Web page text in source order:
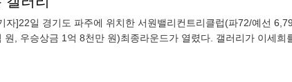
자]22일 경기도 파주에 위치한 서원밸리컨트리클럽(파72/예선
, 우승상금 1억 8천만 원)최종라운드가 열렸다. 갤러리가 이세희